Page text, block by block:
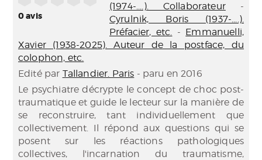
0avis
(1974-....). Collaborateur-
Cyrulnik, Boris (1937-....).
Préfacier, etc. - Emmanuelli,
Xavier (1938-2025). Auteur de la postface, du
colophon, etc.
Edité par Tallandier. Paris - paru en 2016
Le psychiatre décrypte le concept de choc post-
traumatique et guide le lecteur sur la manière de
se reconstruire, tant individuellement que
collectivement. Il répond aux questions qui se
posent sur les réactions pathologiques
collectives, l'incarnation du traumatisme,